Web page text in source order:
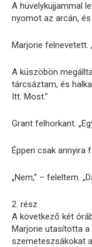
A hüvelykujjammal
nyomot az arcán,
Marjorie felnevetett.
A küszöbön
tárcsáztam, és
Itt. Most.”
Grant felhorkant.
Éppen csak annyira
„Nem,” – feleltem.
2. rész
A következő két
Marjorie utasította
szemeteszsákokat